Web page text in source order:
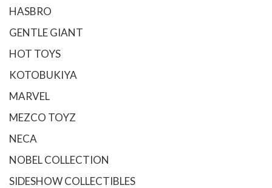
HASBRO
GENTLE GIANT
HOT TOYS
KOTOBUKIYA
MARVEL
MEZCO TOYZ
NECA
NOBEL COLLECTION
SIDESHOW COLLECTIBLES